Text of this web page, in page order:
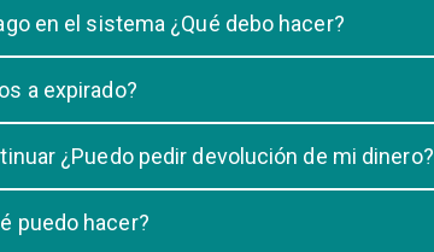
en el sistema ¿Qué debo hacer?
se registró su pago.
a expirado?
¿Puedo pedir devolución de mi dinero?
puedo hacer?